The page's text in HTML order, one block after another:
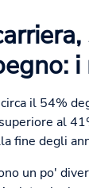
il 54%
al
fine degli
un po'